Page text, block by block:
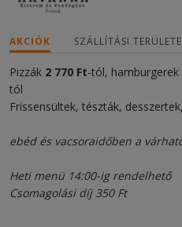
AKCIÓK SZÁLLÍTÁSI
Pizzák 2 770 Ft-tól, hamburgerek
tól
Frissensültek, tészták,
ebéd és vacsoraidőben a
Heti menü 14:00-ig rendelhető
Csomagolási díj 350 Ft